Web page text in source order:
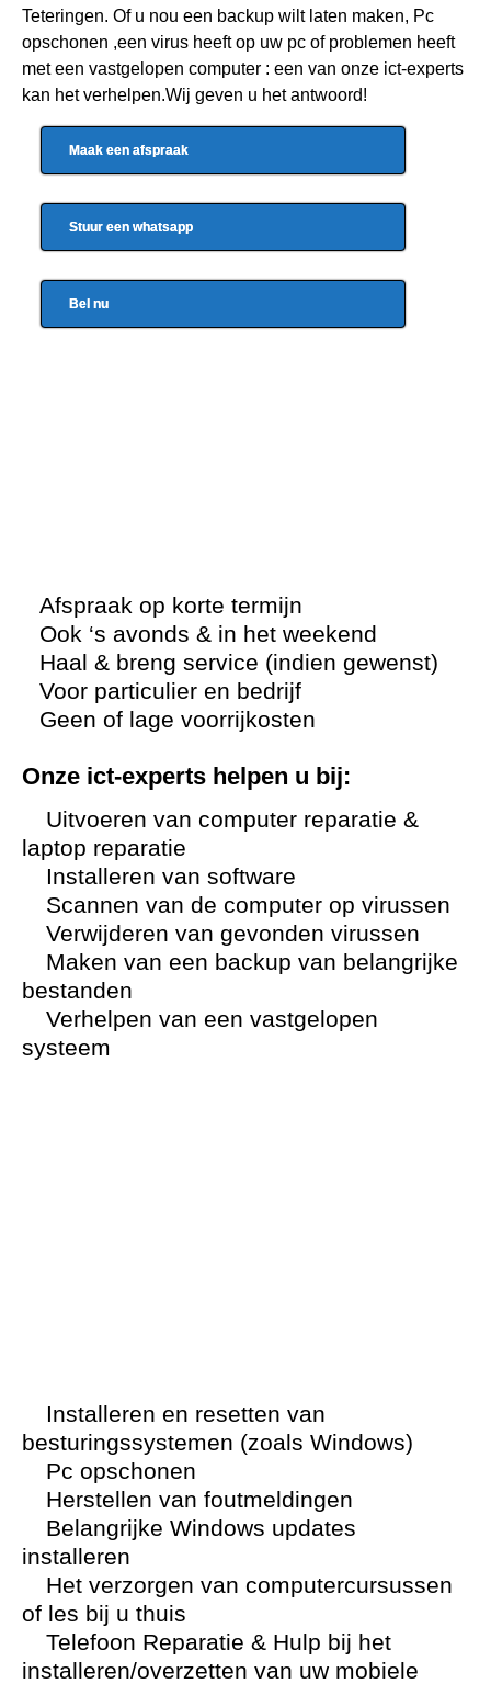
Teteringen. Of u nou een backup wilt laten maken, Pc
opschonen ,een virus heeft op uw pc of problemen heeft
met een vastgelopen computer : een van onze ict-experts
kan het verhelpen.Wij geven u het antwoord!
Maak een afspraak
Stuur een whatsapp
Bel nu
Afspraak op korte termijn
Ook ‘s avonds & in het weekend
Haal & breng service (indien gewenst)
Voor particulier en bedrijf
Geen of lage voorrijkosten
Onze ict-experts helpen u bij:
Uitvoeren van computer reparatie &
laptop reparatie
Installeren van software
Scannen van de computer op virussen
Verwijderen van gevonden virussen
Maken van een backup van belangrijke
bestanden
Verhelpen van een vastgelopen
systeem
Installeren en resetten van
besturingssystemen (zoals Windows)
Pc opschonen
Herstellen van foutmeldingen
Belangrijke Windows updates
installeren
Het verzorgen van computercursussen
of les bij u thuis
Telefoon Reparatie & Hulp bij het
installeren/overzetten van uw mobiele